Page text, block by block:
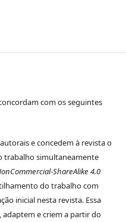
com os seguintes
e concedem à revista o
trabalho simultaneamente
ShareAlike 4.0
do trabalho com
inicial nesta revista. Essa
e criem a partir do